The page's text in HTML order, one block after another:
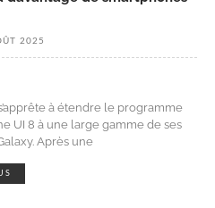
2025
à étendre le programme
UI 8 à une large gamme de ses
Après une